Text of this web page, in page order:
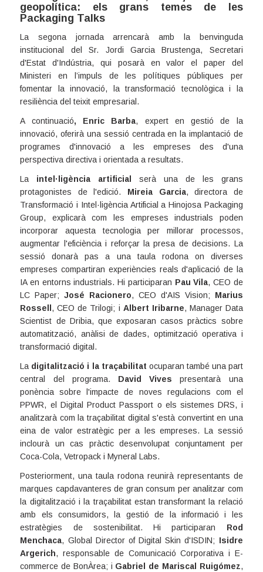
geopolítica: els grans temes de les
Packaging Talks
La segona jornada arrencarà amb la benvinguda
institucional del Sr. Jordi Garcia Brustenga, Secretari
d'Estat d'Indústria, qui posarà en valor el paper del
Ministeri en l’impuls de les polítiques públiques per
fomentar la innovació, la transformació tecnològica i la
resiliència del teixit empresarial.
A continuació, Enric Barba, expert en gestió de la
innovació, oferirà una sessió centrada en la implantació de
programes d'innovació a les empreses des d'una
perspectiva directiva i orientada a resultats.
La intel·ligència artificial serà una de les grans
protagonistes de l'edició. Mireia Garcia, directora de
Transformació i Intel·ligència Artificial a Hinojosa Packaging
Group, explicarà com les empreses industrials poden
incorporar aquesta tecnologia per millorar processos,
augmentar l'eficiència i reforçar la presa de decisions. La
sessió donarà pas a una taula rodona on diverses
empreses compartiran experiències reals d'aplicació de la
IA en entorns industrials. Hi participaran Pau Vila, CEO de
LC Paper;José Racionero, CEO d'AIS Vision; Marius
Rossell, CEO de Trilogi; i Albert Iribarne, Manager Data
Scientist de Dribia, que exposaran casos pràctics sobre
automatització, anàlisi de dades, optimització operativa i
transformació digital.
La digitalització i la traçabilitat ocuparan també una part
central del programa. David Vives
presentarà una
ponència sobre l'impacte de noves regulacions com el
PPWR, el Digital Product Passport o els sistemes DRS, i
analitzarà com la traçabilitat digital s'està convertint en una
eina de valor estratègic per a les empreses. La sessió
inclourà un cas pràctic desenvolupat conjuntament per
Coca-Cola, Vetropack i Myneral Labs.
Posteriorment, una taula rodona reunirà representants de
marques capdavanteres de gran consum per analitzar com
la digitalització i la traçabilitat estan transformant la relació
amb els consumidors, la gestió de la informació i les
estratègies de sostenibilitat. Hi participaran Rod
Menchaca, Global Director of Digital Skin d'ISDIN; Isidre
Argerich, responsable de Comunicació Corporativa i E-
commerce de BonÀrea; i Gabriel de Mariscal Ruigómez,